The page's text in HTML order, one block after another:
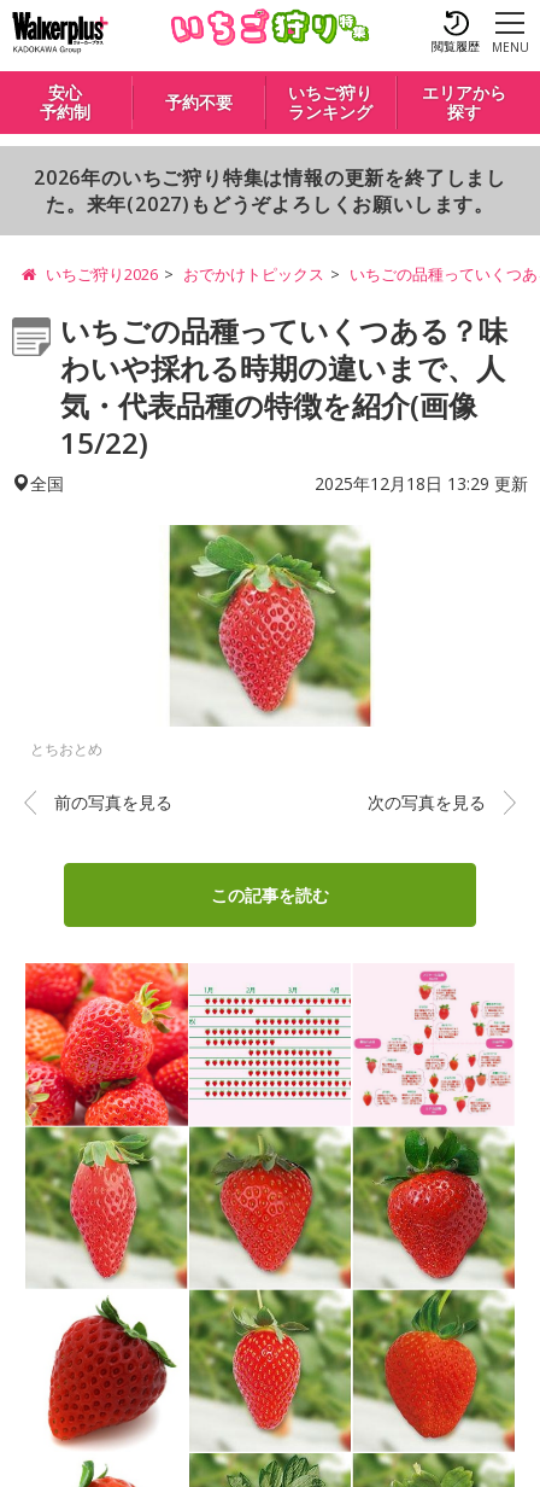
閲覧履歴 MENU
安心
予約制
予約不要
いちご狩り
ランキング
エリアから
探す
2026年のいちご狩り特集は情報の更新を終了しまし
た。来年(2027)もどうぞよろしくお願いします。
いちご狩り2026 おでかけトピックス いちごの品種っていくつ
いちごの品種っていくつある？味
わいや採れる時期の違いまで、人
気・代表品種の特徴を紹介(画像
15/22)
全国 2025年12月18日 13:29 更新
とちおとめ
前の写真を見る 次の写真を見る
この記事を読む